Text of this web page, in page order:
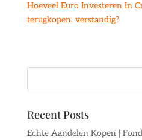
Hoeveel Euro Investeren In
terugkopen: verstandig?
Recent Posts
Echte Aandelen Kopen |